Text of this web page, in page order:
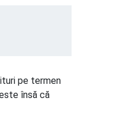
pe termen
însă că